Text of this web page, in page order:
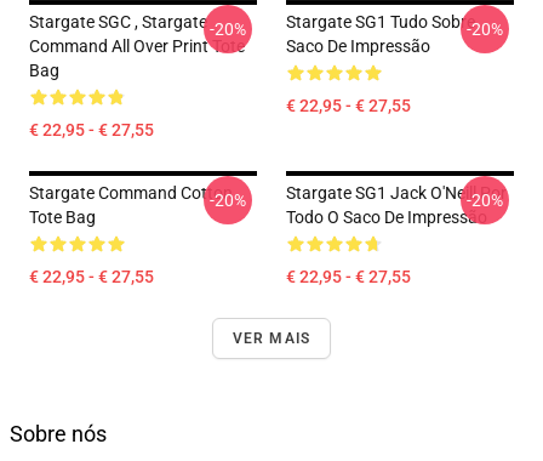
Stargate SGC , Stargate
Command All Over Print Tote
Bag
€ 22,95 - € 27,55
-20%
Stargate SG1 Tudo Sobre
Saco De Impressão
€ 22,95 - € 27,55
-20%
Stargate Command Cotton
Tote Bag
€ 22,95 - € 27,55
-20%
Stargate SG1 Jack O'Neill Por
Todo O Saco De Impressão
€ 22,95 - € 27,55
-20%
VER MAIS
Sobre nós